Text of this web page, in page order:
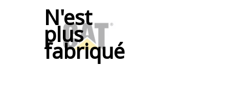
N'est
plus
fabriqué